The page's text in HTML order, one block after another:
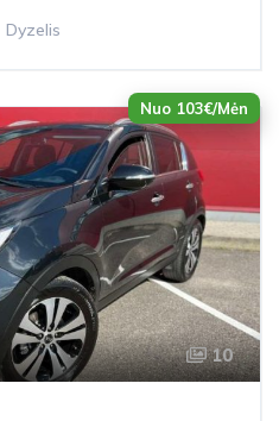
Dyzelis
Nuo 103€/Mėn
10